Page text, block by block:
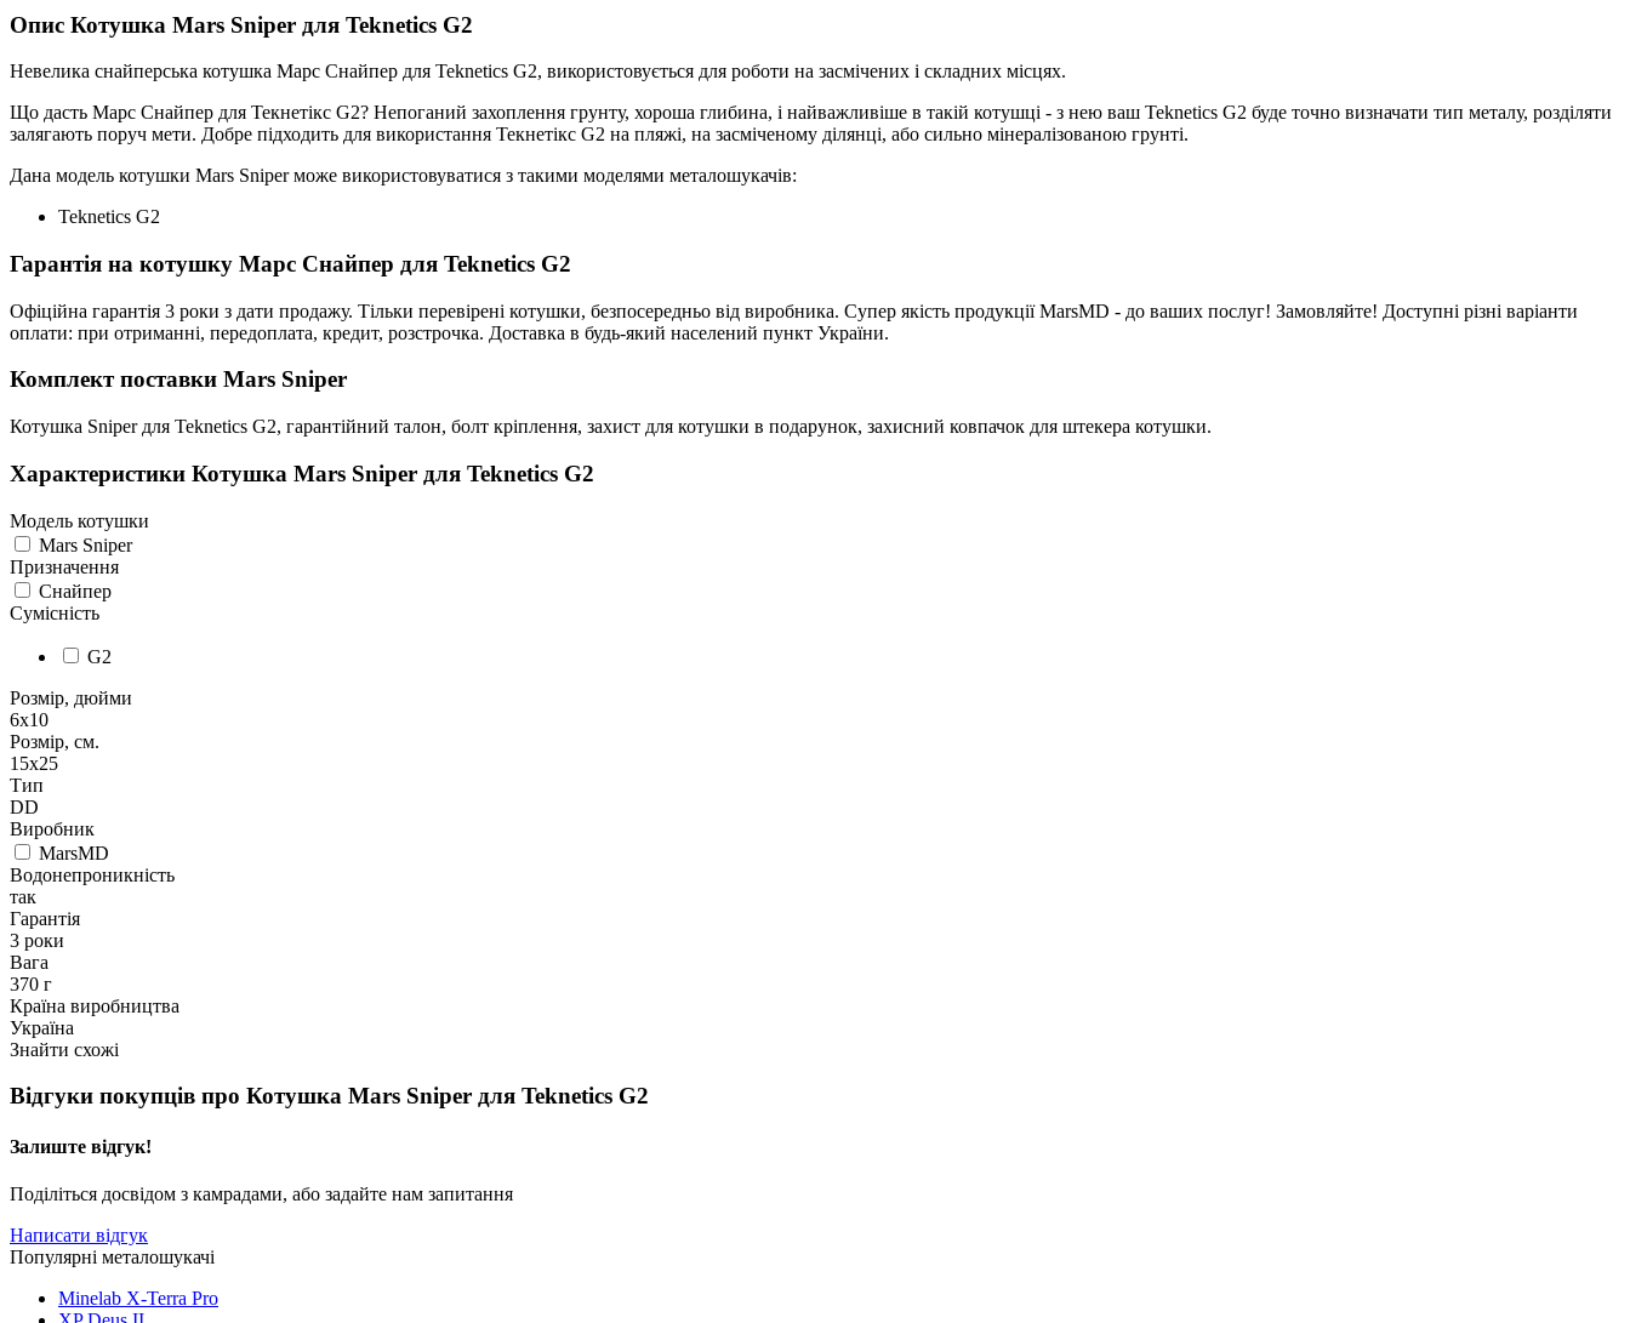
Опис Котушка Mars Sniper для Teknetics G2
Невелика снайперська котушка Марс Снайпер для Teknetics G2, використовується для роботи на засмічених і складних місцях.
Що дасть Марс Снайпер для Текнетікс G2? Непоганий захоплення грунту, хороша глибина, і найважливіше в такій котушці - з нею ваш Teknetics G2 буде точно визначати тип металу, розділяти
залягають поруч мети. Добре підходить для використання Текнетікс G2 на пляжі, на засміченому ділянці, або сильно мінералізованою грунті.
Дана модель котушки Mars Sniper може використовуватися з такими моделями металошукачів:
Teknetics G2
Гарантія на котушку Марс Снайпер для Teknetics G2
Офіційна гарантія 3 роки з дати продажу. Тільки перевірені котушки, безпосередньо від виробника. Супер якість продукції MarsMD - до ваших послуг! Замовляйте! Доступні різні варіанти
оплати: при отриманні, передоплата, кредит, розстрочка. Доставка в будь-який населений пункт України.
Комплект поставки Mars Sniper
Котушка Sniper для Teknetics G2, гарантійний талон, болт кріплення, захист для котушки в подарунок, захисний ковпачок для штекера котушки.
Характеристики Котушка Mars Sniper для Teknetics G2
Модель котушки
Mars Sniper
Призначення
Снайпер
Сумісність
G2
Розмір, дюйми
6х10
Розмір, см.
15х25
Тип
DD
Виробник
MarsMD
Водонепроникність
так
Гарантія
3 роки
Вага
370 г
Країна виробництва
Україна
Знайти схожі
Відгуки покупців про Котушка Mars Sniper для Teknetics G2
Залиште відгук!
Поділіться досвідом з камрадами, або задайте нам запитання
Написати відгук
Популярні металошукачі
Minelab X-Terra Pro